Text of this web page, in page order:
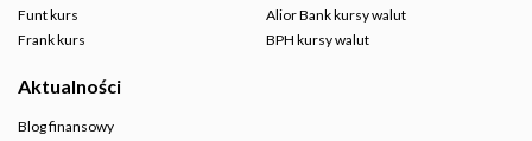
Funt kurs
Frank kurs
Alior Bank kursy walut
BPH kursy walut
Aktualności
Blog finansowy